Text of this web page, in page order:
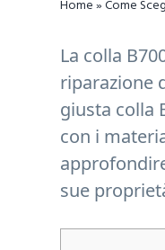
Home»Come
La colla
riparazione
giusta colla
con i
sue